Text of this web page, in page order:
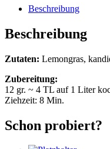
Beschreibung
Beschreibung
Zutaten: Lemongras,
Zubereitung:
12 gr. ~ 4 TL auf 1 Liter
Ziehzeit: 8 Min.
Schon probiert?